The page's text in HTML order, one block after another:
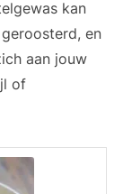
kan
en
aan jouw
of